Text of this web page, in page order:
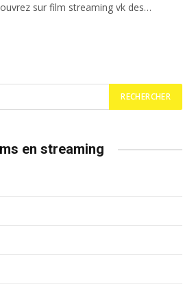
sur film streaming vk des…
en streaming